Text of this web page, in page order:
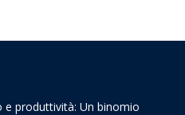
e produttività: Un binomio